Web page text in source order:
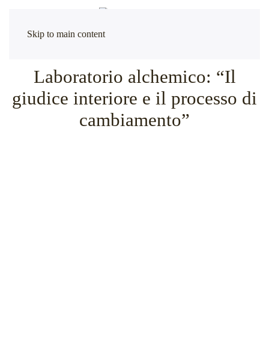
Skip to main content
Laboratorio alchemico: “Il
giudice interiore e il processo di
cambiamento”